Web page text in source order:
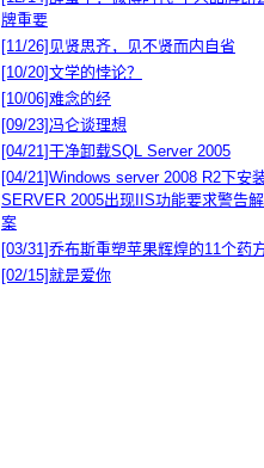
牌重要
[11/26] 见贤思齐，见不贤而内自省
[10/20]文学的悖论？
[10/06]难念的经
[09/23]冯仑谈理想
[04/21]干净卸载SQL Server 2005
[04/21]Windows server 2008 R2下安
SERVER 2005出现IIS功能要求警告
案
[03/31]乔布斯重塑苹果辉煌的11个药
[02/15]就是爱你